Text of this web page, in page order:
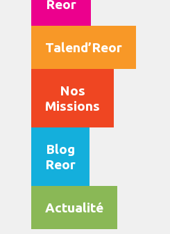
Reor
Talend’Reor
Nos
Missions
Blog
Reor
Actualité